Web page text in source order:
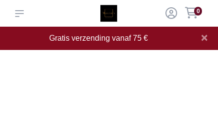
0
Gratis verzending vanaf 75 € ×